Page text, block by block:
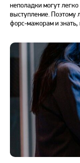
неполадки могут
выступление. Поэтому
форс-мажорам и знать,